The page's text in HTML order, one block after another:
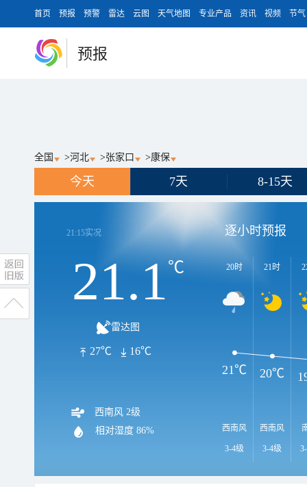
首页 预报 预警 雷达 云图 天气地图 专业产品 资讯 视频 节气
预报
全国 >河北 >张家口 >康保
今天 7天 8-15天
21:15实况
21.1℃
雷达图
27℃ 16℃
西南风 2级
相对湿度 86%
逐小时预报
20时
西南风
3-4级
21时
西南风
3-4级
21℃ 20℃